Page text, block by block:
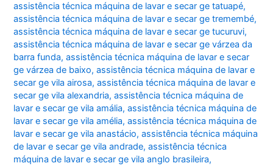
assistência técnica máquina de lavar e secar ge tatuapé,
assistência técnica máquina de lavar e secar ge tremembé,
assistência técnica máquina de lavar e secar ge tucuruvi,
assistência técnica máquina de lavar e secar ge várzea da
barra funda,assistência técnica máquina de lavar e secar
ge várzea de baixo,assistência técnica máquina de lavar e
secar ge vila airosa,assistência técnica máquina de lavar e
secar ge vila alexandria,assistência técnica máquina de
lavar e secar ge vila amália,assistência técnica máquina de
lavar e secar ge vila amélia,assistência técnica máquina de
lavar e secar ge vila anastácio,assistência técnica máquina
de lavar e secar ge vila andrade,assistência técnica
máquina de lavar e secar ge vila anglo brasileira,